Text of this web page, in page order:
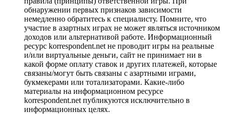
обнаружении первых признаков зависимости
немедленно обратитесь к специалисту. Помните, что
участие в азартных играх не может являться источником
доходов или альтернативой работе. Информационный
ресурс korrespondent.net не проводит игры на реальные
и/или виртуальные деньги, сайт не принимает ни в
какой форме оплату ставок и других платежей, которые
связаны/могут быть связаны с азартными играми,
букмекерами или тотализаторами. Какие-либо
материалы на информационном ресурсе
korrespondent.net публикуются исключительно в
информационных целях.